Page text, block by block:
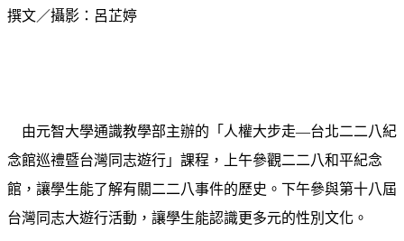
撰文／攝影： 呂芷婷
由元智大學通識教學部主辦的「人權大步走—台北二二八紀
念館巡禮暨台灣同志遊行」課程，上午參觀二二八和平紀念
館，讓學生能了解有關二二八事件的歷史。下午參與第十八屆
台灣同志大遊行活動，讓學生能認識更多元的性別文化。